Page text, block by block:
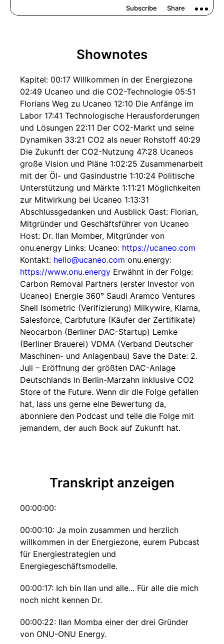
Shownotes
Kapitel: 00:17 Willkommen in der Energiezone
02:49 Ucaneo und die CO2-Technologie 05:51
Florians Weg zu Ucaneo 12:10 Die Anfänge im
Labor 17:41 Technologische Herausforderungen
und Lösungen 22:11 Der CO2-Markt und seine
Dynamiken 33:21 CO2 als neuer Rohstoff 40:29
Die Zukunft der CO2-Nutzung 47:28 Ucaneos
große Vision und Pläne 1:02:25 Zusammenarbeit
mit der Öl- und Gasindustrie 1:10:24 Politische
Unterstützung und Märkte 1:11:21 Möglichkeiten
zur Mitwirkung bei Ucaneo 1:13:31
Abschlussgedanken und Ausblick Gast: Florian,
Mitgründer und Geschäftsführer von Ucaneo
Host: Dr. Ilan Momber, Mitgründer von
onu.energy Links: Ucaneo: https://ucaneo.com
Kontakt: hello@ucaneo.com onu.energy:
https://www.onu.energy Erwähnt in der Folge:
Carbon Removal Partners (erster Investor von
Ucaneo) Energie 360° Saudi Aramco Ventures
Shell Isometric (Verifizierung) Milkywire, Klarna,
Salesforce, Carbfuture (Käufer der Zertifikate)
Neocarbon (Berliner DAC-Startup) Lemke
(Berliner Brauerei) VDMA (Verband Deutscher
Maschinen- und Anlagenbau) Save the Date: 2.
Juli – Eröffnung der größten DAC-Anlage
Deutschlands in Berlin-Marzahn inklusive CO2
Store of the Future. Wenn dir die Folge gefallen
hat, lass uns gerne eine Bewertung da,
abonniere den Podcast und teile die Folge mit
jemandem, der auch Bock auf Zukunft hat.
Transkript anzeigen
00:00:00:
00:00:10: Ja moin zusammen und herzlich
willkommen in der Energiezone, eurem Pubcast
für Energiestrategien und
Energiegeschäftsmodelle.
00:00:17: Ich bin Ilan und alle... Für alle die mich
noch nicht kennen Dr.
00:00:22: Ilan Momba einer der drei Gründer
von ONU-ONU Energy.